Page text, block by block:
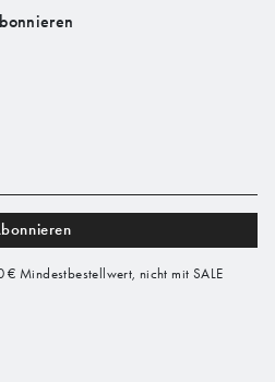
Mindestbestellwert, nicht mit SALE